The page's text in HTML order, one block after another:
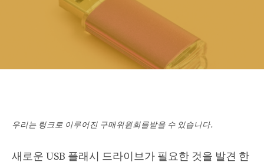
우리는 링크로 이루어진 구매위원회를받을 수 있습니다.
새로운 USB 플래시 드라이브가 필요한 것을 발견 한